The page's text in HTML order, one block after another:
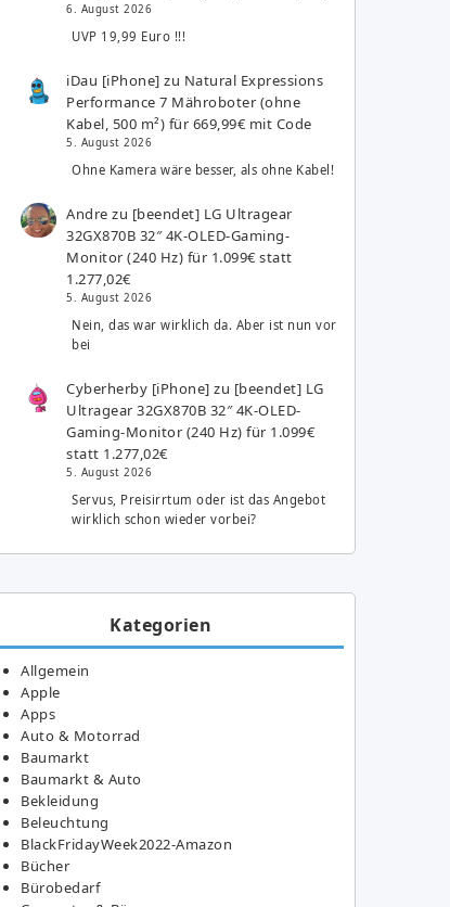
6. August 2026
UVP 19,99 Euro !!!
iDau [iPhone] zu Natural Expressions
Performance 7 Mähroboter (ohne
Kabel, 500 m²) für 669,99€ mit Code
5. August 2026
Ohne Kamera wäre besser, als ohne Kabel!
Andre zu [beendet] LG Ultragear
32GX870B 32″ 4K-OLED-Gaming-
Monitor (240 Hz) für 1.099€ statt
1.277,02€
5. August 2026
Nein, das war wirklich da. Aber ist nun vor
bei
Cyberherby [iPhone] zu [beendet] LG
Ultragear 32GX870B 32″ 4K-OLED-
Gaming-Monitor (240 Hz) für 1.099€
statt 1.277,02€
5. August 2026
Servus, Preisirrtum oder ist das Angebot
wirklich schon wieder vorbei?
Kategorien
Allgemein
Apple
Apps
Auto & Motorrad
Baumarkt
Baumarkt & Auto
Bekleidung
Beleuchtung
BlackFridayWeek2022-Amazon
Bücher
Bürobedarf